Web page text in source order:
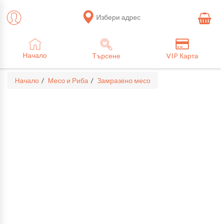
Избери адрес
Начало Търсене VIP Карта
Начало Месо и Риба Замразено месо